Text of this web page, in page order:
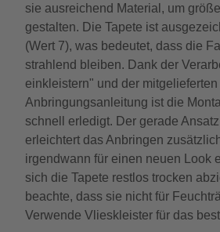
sie ausreichend Material, um
gestalten. Die Tapete ist
(Wert 7), was bedeutet, dass die
strahlend bleiben. Dank der
einkleistern" und der mitgelieferten
Anbringungsanleitung ist die
schnell erledigt. Der gerade
erleichtert das Anbringen
irgendwann für einen neuen Look
sich die Tapete restlos trocken
beachte, dass sie nicht für
Verwende Vlieskleister für das